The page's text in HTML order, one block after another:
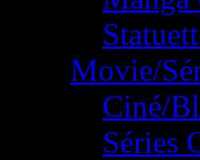
Movie/
Ciné/
Séries